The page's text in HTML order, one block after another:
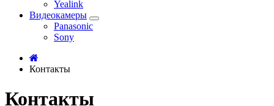
Yealink
Видеокамеры
Panasonic
Sony
Контакты
Контакты